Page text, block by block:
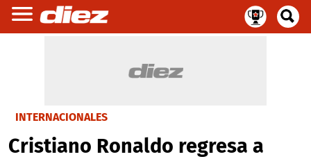
INTERNACIONALES
Cristiano Ronaldo regresa a